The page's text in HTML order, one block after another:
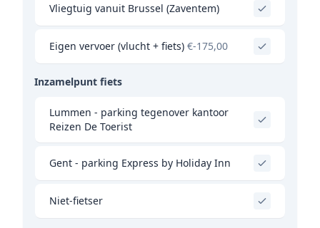
Vliegtuig vanuit Brussel (Zaventem)
Eigen vervoer (vlucht + fiets) €-175,00
Inzamelpunt fiets
Lummen - parking tegenover kantoor
Reizen De Toerist
Gent - parking Express by Holiday Inn
Niet-fietser